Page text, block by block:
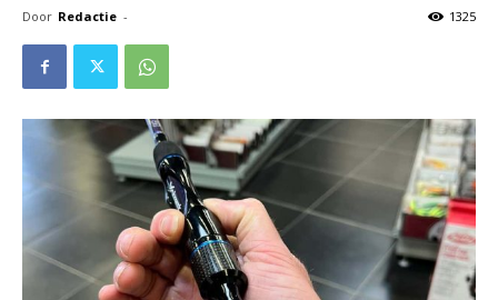
Door Redactie - 1325